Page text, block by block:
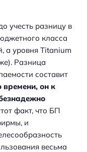
учесть разницу в
класса
а уровня Titanium
Разница
составит
времени, он к
факт, что БП
и
весьма